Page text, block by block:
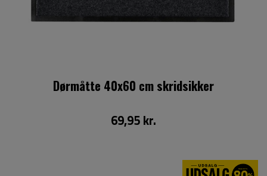
Dørmåtte 40x60 cm skridsikker
69,95 kr.